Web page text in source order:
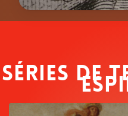
Séries de